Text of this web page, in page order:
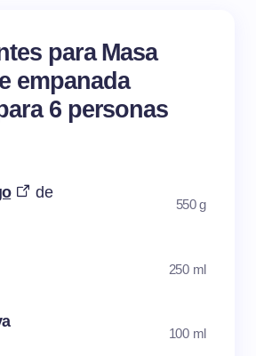
para Masa
empanada
6 personas
de
550 g
250 ml
100 ml